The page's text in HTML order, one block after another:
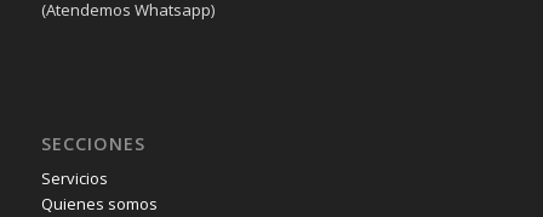
(Atendemos Whatsapp)
SECCIONES
Servicios
Quienes somos